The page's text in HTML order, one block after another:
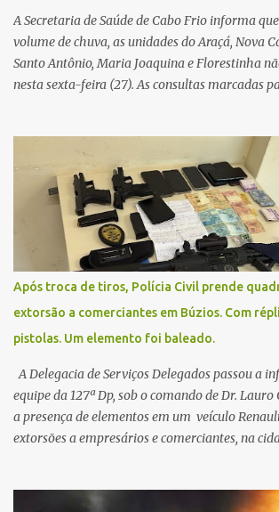
A Secretaria de Saúde de Cabo Frio informa
volume de chuva, as unidades do Araçá, Nova
Santo Antônio, Maria Joaquina e Florestinha
nesta sexta-feira (27). As consultas marcadas
Contamos com a compreensão de toda
uma situação climática que foge ao controle
pública.
Após troca de tiros, Polícia Civil prende
extorsão a comerciantes em Búzios. Com
pistolas. Um elemento foi baleado.
A Delegacia de Serviços Delegados passou a
equipe da 127ª Dp, sob o comando de Dr.
a presença de elementos em um veículo
extorsões a empresários e comerciantes, na
fugir da cidade Buziana. Um dos detidos é